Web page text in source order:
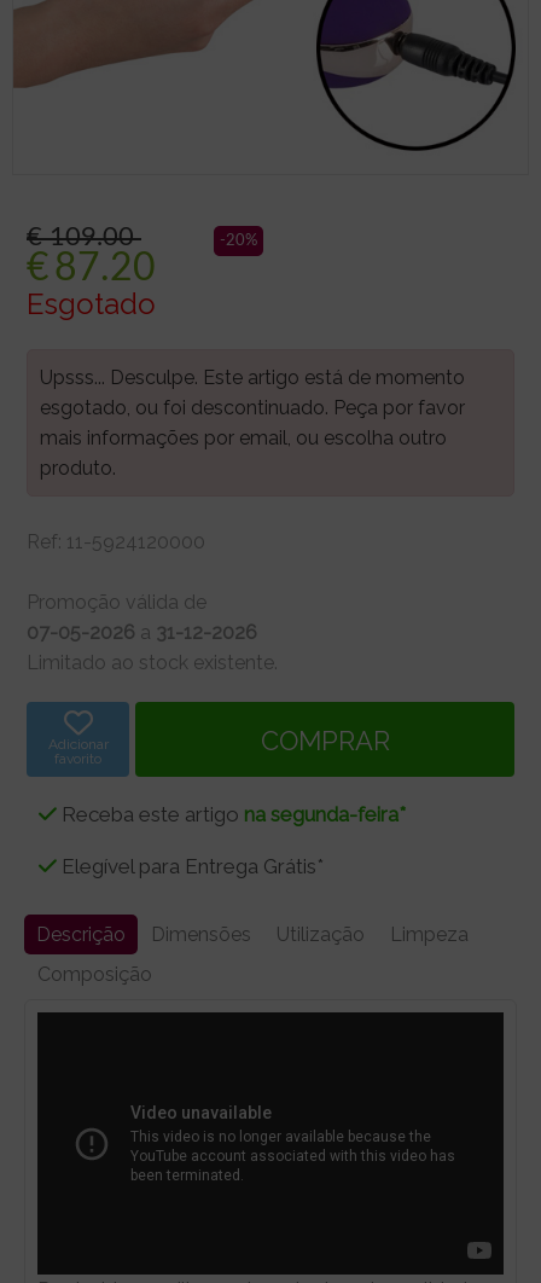
€ 109.00 -20%
€87.20
Esgotado
Upsss... Desculpe. Este artigo está de momento
esgotado, ou foi descontinuado. Peça por favor
mais informações por email, ou escolha outro
produto.
Ref: 11-5924120000
Promoção válida de
07-05-2026 a 31-12-2026
Limitado ao stock existente.
Adicionar
favorito
Receba este artigo na segunda-feira*
Elegível para Entrega Grátis*
Descrição Dimensões Utilização
Limpeza
Composição